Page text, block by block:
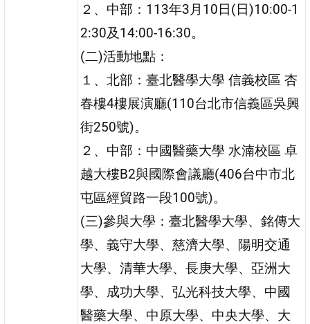
２、中部：113年3月10日(日)10:00-1
2:30及14:00-16:30。
(二)活動地點：
１、北部：臺北醫學大學 信義校區 杏
春樓4樓展演廳(110台北市信義區吳興
街250號)。
２、中部：中國醫藥大學 水湳校區 卓
越大樓B2與國際會議廳(406台中市北
屯區經貿路一段100號)。
(三)參與大學：臺北醫學大學、銘傳大
學、義守大學、慈濟大學、陽明交通
大學、清華大學、長庚大學、亞洲大
學、成功大學、弘光科技大學、中國
醫藥大學、中原大學、中央大學、大